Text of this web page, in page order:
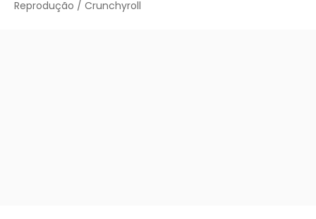
Reprodução / Crunchyroll